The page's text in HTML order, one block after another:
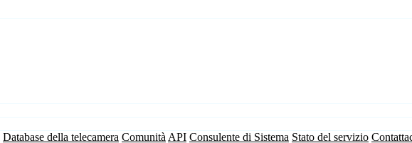
Database della telecamera Comunità API Consulente di Sistema Stato del servizio